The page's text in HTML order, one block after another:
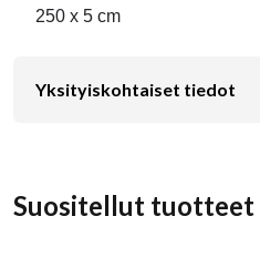
250 x 5 cm
Yksityiskohtaiset tiedot
Suositellut tuotteet